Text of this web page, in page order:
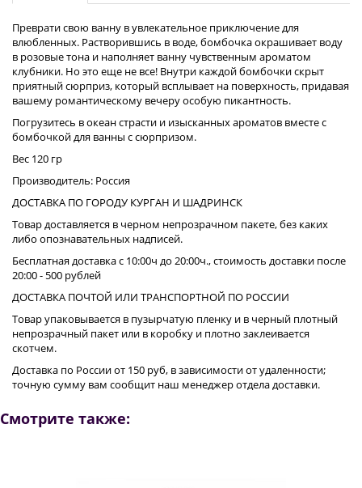
Преврати свою ванну в увлекательное приключение для
влюбленных. Растворившись в воде, бомбочка окрашивает воду
в розовые тона и наполняет ванну чувственным ароматом
клубники. Но это еще не все! Внутри каждой бомбочки скрыт
приятный сюрприз, который всплывает на поверхность, придавая
вашему романтическому вечеру особую пикантность.
Погрузитесь в океан страсти и изысканных ароматов вместе с
бомбочкой для ванны с сюрпризом.
Вес 120 гр
Производитель: Россия
ДОСТАВКА ПО ГОРОДУ КУРГАН И ШАДРИНСК
Товар доставляется в черном непрозрачном пакете, без каких
либо опознавательных надписей.
Бесплатная доставка с 10:00ч до 20:00ч., стоимость доставки после
20:00 - 500 рублей
ДОСТАВКА ПОЧТОЙ ИЛИ ТРАНСПОРТНОЙ ПО РОССИИ
Товар упаковывается в пузырчатую пленку и в черный плотный
непрозрачный пакет или в коробку и плотно заклеивается
скотчем.
Доставка по России от 150 руб, в зависимости от удаленности;
точную сумму вам сообщит наш менеджер отдела доставки.
Смотрите также: